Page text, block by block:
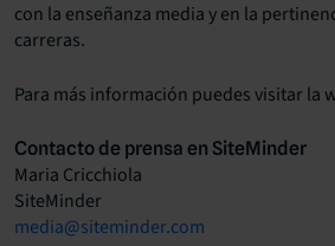
con la enseñanza media y en la
carreras.
Para más información puedes visitar la
Contacto de prensa en SiteMinder
Maria Cricchiola
SiteMinder
media@siteminder.com